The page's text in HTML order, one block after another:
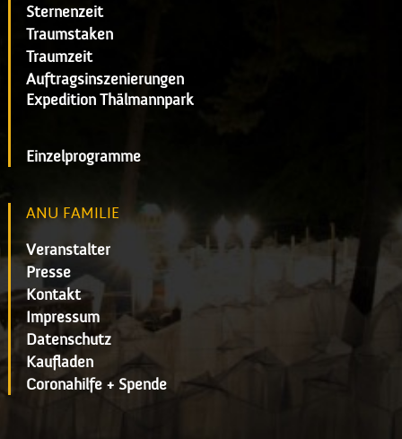
Sternenzeit
Traumstaken
Traumzeit
Auftragsinszenierungen
Expedition Thälmannpark
Einzelprogramme
ANU FAMILIE
Veranstalter
Presse
Kontakt
Impressum
Datenschutz
Kaufladen
Coronahilfe + Spende